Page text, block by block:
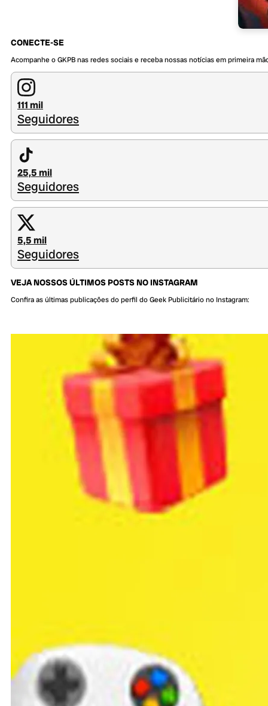
CONECTE-SE
Acompanhe o GKPB nas redes sociais e receba nossas notícias em primeira
111 mil
Seguidores
25,5 mil
Seguidores
5,5 mil
Seguidores
VEJA NOSSOS ÚLTIMOS POSTS NO INSTAGRAM
Confira as últimas publicações do perfil do Geek Publicitário no Instagram: